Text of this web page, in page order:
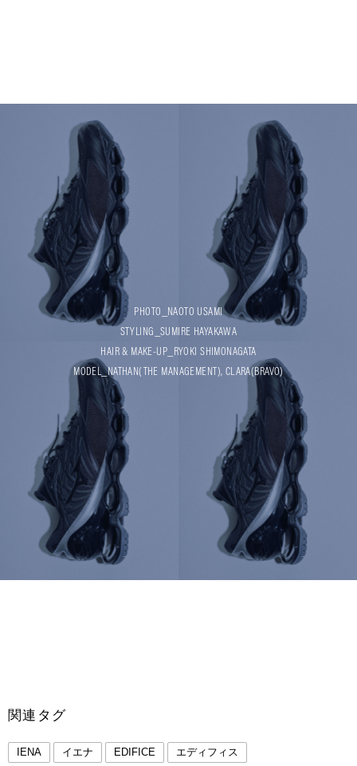
PHOTO_NAOTO USAMI
STYLING_SUMIRE HAYAKAWA
HAIR & MAKE-UP_RYOKI SHIMONAGATA
MODEL_NATHAN(THE MANAGEMENT), CLARA(BRAVO)
関連タグ
IENA イエナ EDIFICE エディフィス